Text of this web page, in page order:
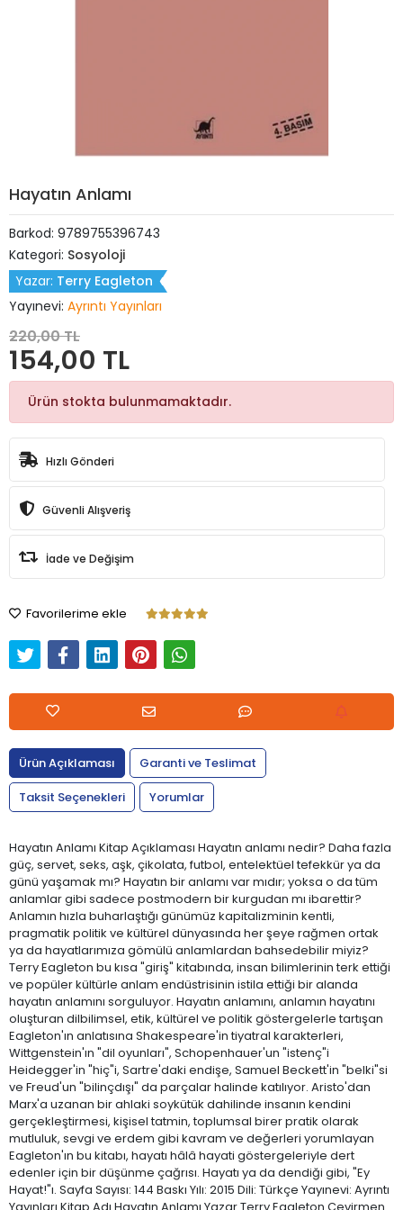
Hayatın Anlamı
Barkod: 9789755396743
Kategori: Sosyoloji
Yazar: Terry Eagleton
Yayınevi: Ayrıntı Yayınları
220,00 TL
154,00 TL
Ürün stokta bulunmamaktadır.
Hızlı Gönderi
Güvenli Alışveriş
İade ve Değişim
Favorilerime ekle
Ürün Açıklaması
Garanti ve Teslimat
Taksit Seçenekleri
Yorumlar
Hayatın Anlamı Kitap Açıklaması Hayatın anlamı nedir? Daha fazla
güç, servet, seks, aşk, çikolata, futbol, entelektüel tefekkür ya da
günü yaşamak mı? Hayatın bir anlamı var mıdır; yoksa o da tüm
anlamlar gibi sadece postmodern bir kurgudan mı ibarettir?
Anlamın hızla buharlaştığı günümüz kapitalizminin kentli,
pragmatik politik ve kültürel dünyasında her şeye rağmen ortak
ya da hayatlarımıza gömülü anlamlardan bahsedebilir miyiz?
Terry Eagleton bu kısa "giriş" kitabında, insan bilimlerinin terk ettiği
ve popüler kültürle anlam endüstrisinin istila ettiği bir alanda
hayatın anlamını sorguluyor. Hayatın anlamını, anlamın hayatını
oluşturan dilbilimsel, etik, kültürel ve politik göstergelerle tartışan
Eagleton'ın anlatısına Shakespeare'in tiyatral karakterleri,
Wittgenstein'ın "dil oyunları", Schopenhauer'un "istenç"i
Heidegger'in "hiç"i, Sartre'daki endişe, Samuel Beckett'in "belki"si
ve Freud'un "bilinçdışı" da parçalar halinde katılıyor. Aristo'dan
Marx'a uzanan bir ahlaki soykütük dahilinde insanın kendini
gerçekleştirmesi, kişisel tatmin, toplumsal birer pratik olarak
mutluluk, sevgi ve erdem gibi kavram ve değerleri yorumlayan
Eagleton'ın bu kitabı, hayatı hâlâ hayati göstergeleriyle dert
edenler için bir düşünme çağrısı. Hayatı ya da dendiği gibi, "Ey
Hayat!"ı. Sayfa Sayısı: 144 Baskı Yılı: 2015 Dili: Türkçe Yayınevi: Ayrıntı